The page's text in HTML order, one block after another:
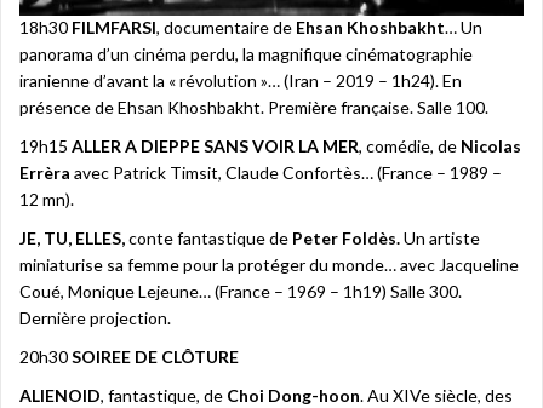
18h30 FILMFARSI, documentaire de Ehsan Khoshbakht… Un
panorama d’un cinéma perdu, la magnifique cinématographie
iranienne d’avant la « révolution »… (Iran – 2019 – 1h24). En
présence de Ehsan Khoshbakht. Première française. Salle 100.
19h15 ALLER A DIEPPE SANS VOIR LA MER, comédie, de Nicolas
Errèra avec Patrick Timsit, Claude Confortès… (France – 1989 –
12 mn).
JE, TU, ELLES,conte fantastique de Peter Foldès.Un artiste
miniaturise sa femme pour la protéger du monde… avec Jacqueline
Coué, Monique Lejeune… (France – 1969 – 1h19) Salle 300.
Dernière projection.
20h30SOIREE DE CLÔTURE
ALIENOID, fantastique, de Choi Dong-hoon. Au XIVe siècle, des